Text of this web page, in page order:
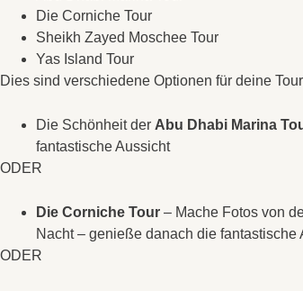
Die Corniche Tour
Sheikh Zayed Moschee Tour
Yas Island Tour
Dies sind verschiedene Optionen für deine
Die Schönheit der Abu Dhabi Marina
fantastische Aussicht
ODER
Die Corniche Tour – Mache Fotos von
Nacht – genieße danach die
ODER